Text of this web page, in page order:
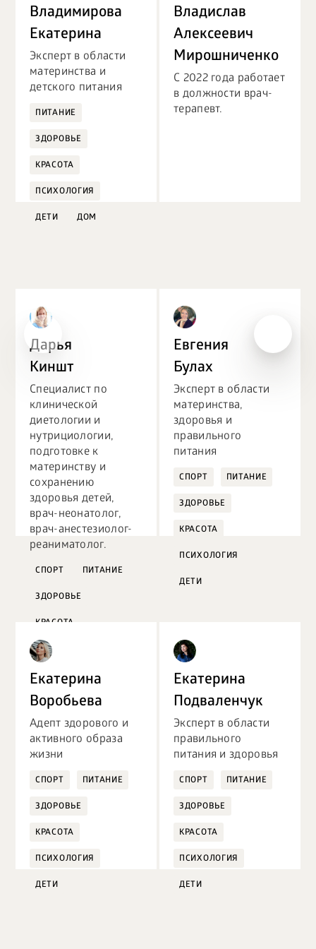
Владимирова
Екатерина
Эксперт в области
материнства и
детского питания
ПИТАНИЕ
ЗДОРОВЬЕ
КРАСОТА
ПСИХОЛОГИЯ
ДЕТИ ДОМ
Владислав
Алексеевич
Мирошниченко
С 2022 года работает
в должности врач-
терапевт.
Дарья
Киншт
Специалист по
клинической
диетологии и
нутрициологии,
подготовке к
материнству и
сохранению
здоровья детей,
врач-неонатолог,
врач-анестезиолог-
реаниматолог.
СПОРТ ПИТАНИЕ
ЗДОРОВЬЕ
КРАСОТА
Евгения
Булах
Эксперт в области
материнства,
здоровья и
правильного
питания
СПОРТ ПИТАНИЕ
ЗДОРОВЬЕ
КРАСОТА
ПСИХОЛОГИЯ
ДЕТИ
Екатерина
Воробьева
Адепт здорового и
активного образа
жизни
СПОРТ ПИТАНИЕ
ЗДОРОВЬЕ
КРАСОТА
ПСИХОЛОГИЯ
ДЕТИ
Екатерина
Подваленчук
Эксперт в области
правильного
питания и здоровья
СПОРТ ПИТАНИЕ
ЗДОРОВЬЕ
КРАСОТА
ПСИХОЛОГИЯ
ДЕТИ